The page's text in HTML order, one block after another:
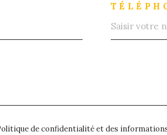
de confidentialité et des